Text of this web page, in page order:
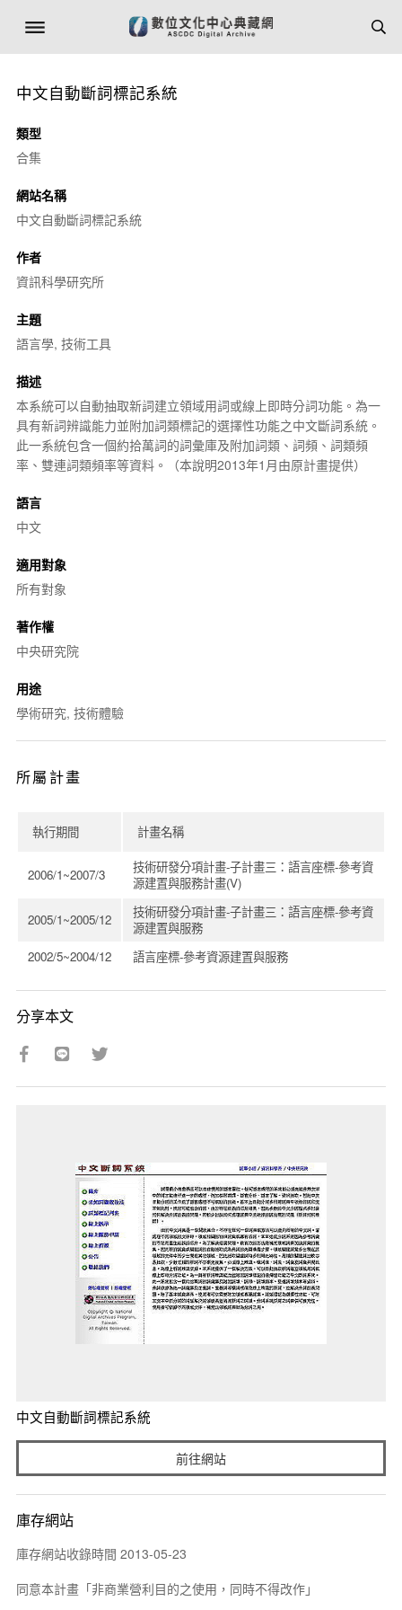
中文自動斷詞標記系統
類型
合集
網站名稱
中文自動斷詞標記系統
作者
資訊科學研究所
主題
語言學, 技術工具
描述
本系統可以自動抽取新詞建立領域用詞或線上即時分詞功能。為一
具有新詞辨識能力並附加詞類標記的選擇性功能之中文斷詞系統。
此一系統包含一個約拾萬詞的詞彙庫及附加詞類、詞頻、詞類頻
率、雙連詞類頻率等資料。（本說明2013年1月由原計畫提供）
語言
中文
適用對象
所有對象
著作權
中央研究院
用途
學術研究, 技術體驗
所屬計畫
執行期間 計畫名稱
2006/1~2007/3
技術研發分項計畫-子計畫三：語言座標-參考資
源建置與服務計畫(V)
2005/1~2005/12
技術研發分項計畫-子計畫三：語言座標-參考資
源建置與服務
2002/5~2004/12
語言座標-參考資源建置與服務
分享本文
中文自動斷詞標記系統
前往網站
庫存網站
庫存網站收錄時間 2013-05-23
同意本計畫「非商業營利目的之使用，同時不得改作」